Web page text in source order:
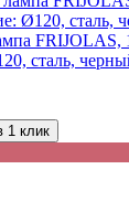
сталь,
1 клик